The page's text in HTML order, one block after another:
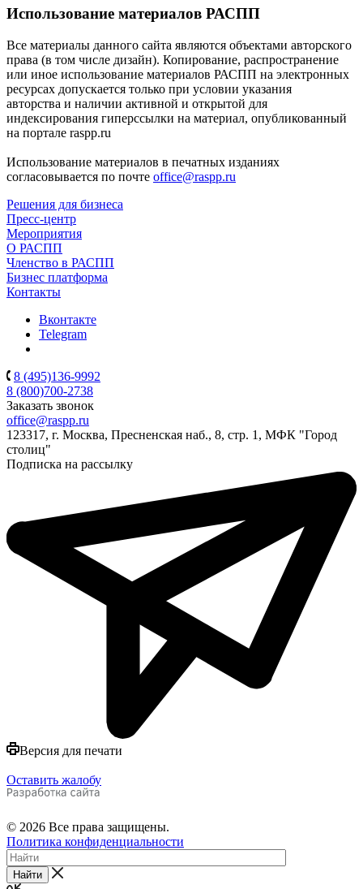
Использование материалов РАСПП
Все материалы данного сайта являются объектами авторского
права (в том числе дизайн). Копирование, распространение
или иное использование материалов РАСПП на электронных
ресурсах допускается только при условии указания
авторства и наличии активной и открытой для
индексирования гиперссылки на материал, опубликованный
на портале raspp.ru
Использование материалов в печатных изданиях
согласовывается по почте office@raspp.ru
Решения для бизнеса
Пресс-центр
Мероприятия
О РАСПП
Членство в РАСПП
Бизнес платформа
Контакты
Вконтакте
Telegram
8 (495)136-9992
8 (800)700-2738
Заказать звонок
office@raspp.ru
123317, г. Москва, Пресненская наб., 8, стр. 1, МФК "Город
столиц"
Подписка на рассылку
Версия для печати
Оставить жалобу
© 2026 Все права защищены.
Политика конфиденциальности
Найти